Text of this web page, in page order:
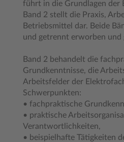
führt in die Grundlagen der
Band 2 stellt die Praxis,
Betriebsmittel dar. Beide
und getrennt erworben und
Band 2 behandelt die
Grundkenntnisse, die
Arbeitsfelder der
Schwerpunkten:
• fachpraktische
• praktische
Verantwortlichkeiten,
• beispielhafte Tätigkeiten